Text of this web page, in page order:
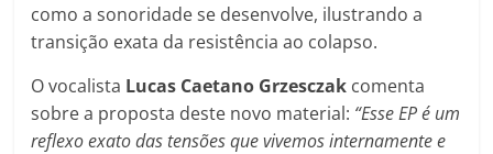
como a sonoridade se desenvolve, ilustrando a
transição exata da resistência ao colapso.
O vocalista Lucas Caetano Grzesczak comenta
sobre a proposta deste novo material: “Esse EP é um
reflexo exato das tensões que vivemos internamente e